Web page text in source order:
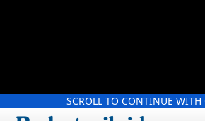
SCROLL TO CONTINUE WITH